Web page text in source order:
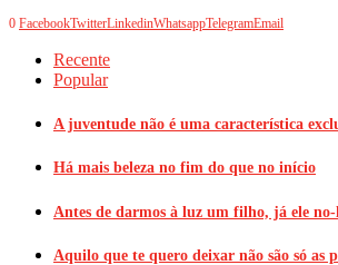
0 FacebookTwitterLinkedinWhatsappTelegramEmail
Recente
Popular
A juventude não é uma característica
Há mais beleza no fim do que no início
Antes de darmos à luz um filho, já ele no-
Aquilo que te quero deixar não são só as